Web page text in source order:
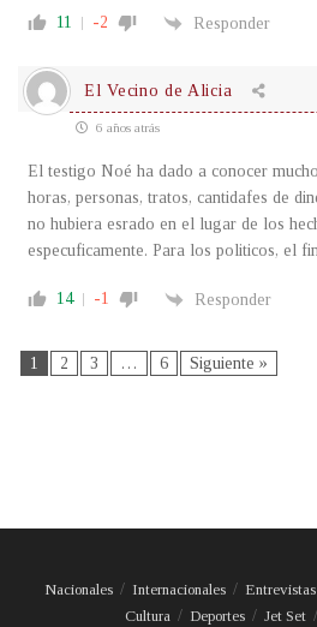
11 -2 Responder
El Vecino de Alicia
6 años atrás
El testigo Noé ha dado a conocer
horas, personas, tratos, cantidafes de
no hubiera esrado en el lugar de los
especuficamente. Para los politicos, el
14 -1 Responder
1 2 3 … 6 Siguiente »
Nacionales Internacionales Entrevistas
Cultura
Deportes Jet Set